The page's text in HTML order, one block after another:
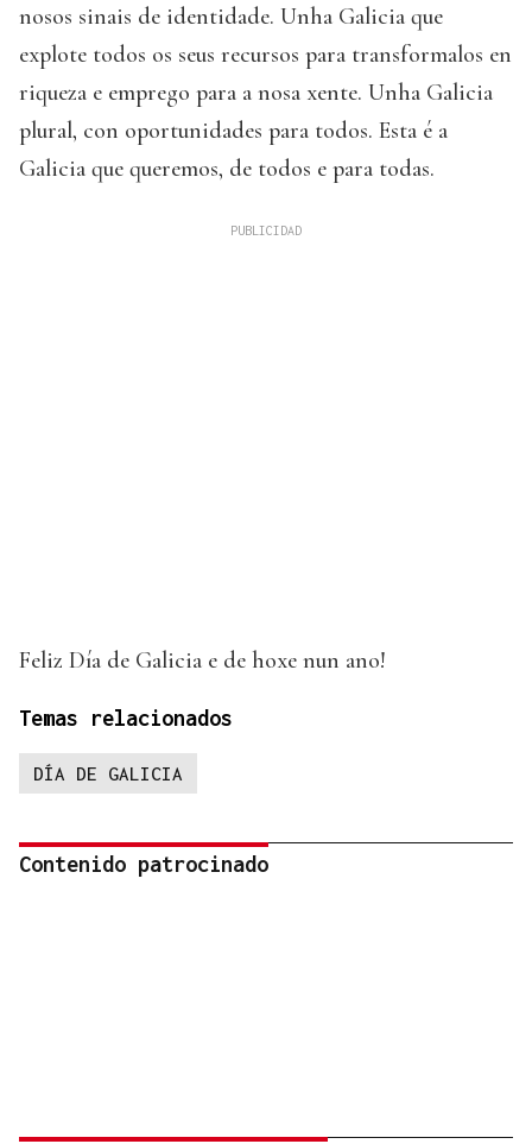
nosos sinais de identidade. Unha Galicia que
explote todos os seus recursos para transformalos en
riqueza e emprego para a nosa xente. Unha Galicia
plural, con oportunidades para todos. Esta é a
Galicia que queremos, de todos e para todas.
Feliz Día de Galicia e de hoxe nun ano!
Temas relacionados
DÍA DE GALICIA
Contenido patrocinado